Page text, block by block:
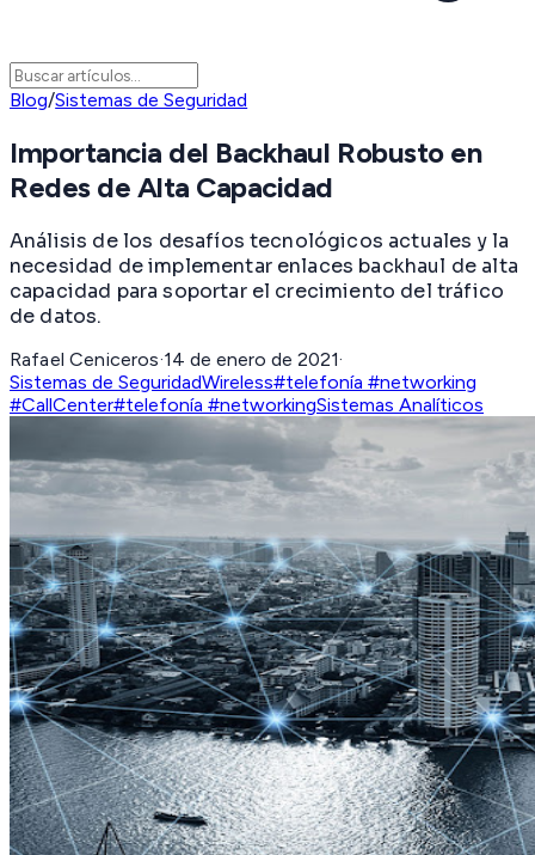
Blog/Sistemas de Seguridad
Importancia del Backhaul Robusto en
Redes de Alta Capacidad
Análisis de los desafíos tecnológicos actuales y la
necesidad de implementar enlaces backhaul de alta
capacidad para soportar el crecimiento del tráfico
de datos.
Rafael Ceniceros·14 de enero de 2021·
Sistemas de SeguridadWireless#telefonía #networking
#CallCenter#telefonía #networkingSistemas Analíticos